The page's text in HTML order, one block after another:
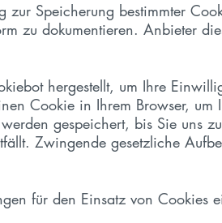
Speicherung bestimmter
zu dokumentieren. Anbieter
hergestellt, um Ihre
Cookie in Ihrem Browser, um
gespeichert, bis Sie uns
Zwingende gesetzliche
für den Einsatz von Cookies